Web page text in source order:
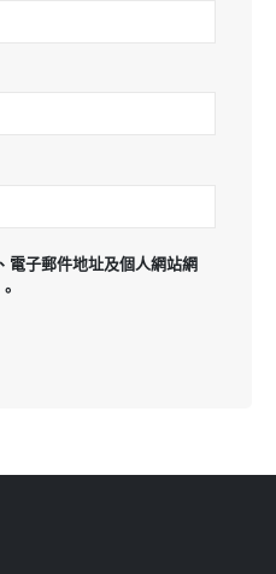
電子郵件地址及個人網站網